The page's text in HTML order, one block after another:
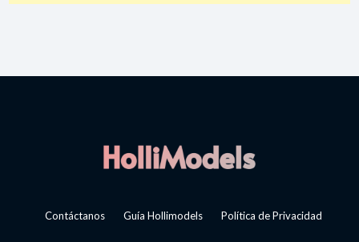
Contáctanos Guía Hollimodels Política de Privacidad